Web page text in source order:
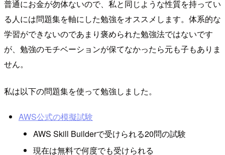
普通にお金が勿体ないので、私と同じような性質を持ってい
る人には問題集を軸にした勉強をオススメします。体系的な
学習ができないのであまり褒められた勉強法ではないです
が、勉強のモチベーションが保てなかったら元も子もありま
せん。
私は以下の問題集を使って勉強しました。
AWS公式の模擬試験
AWS Skill Builderで受けられる20問の試験
現在は無料で何度でも受けられる